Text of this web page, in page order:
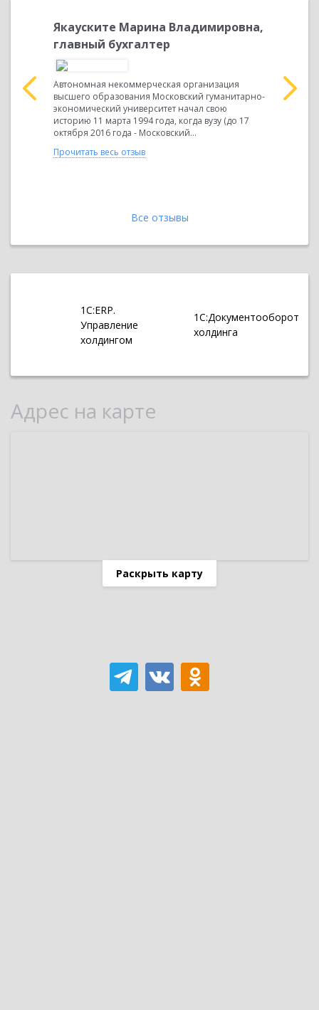
Якауските Марина Владимировна,
главный бухгалтер
Автономная некоммерческая организация
высшего образования Московский гуманитарно-
экономический университет начал свою
историю 11 марта 1994 года, когда вузу (до 17
октября 2016 года - Московский...
Прочитать весь отзыв
АНО ВО
года,
Все отзывы
1С:ERP.
Управление
холдингом
1С:Документооборот
холдинга
Адрес на карте
Раскрыть карту